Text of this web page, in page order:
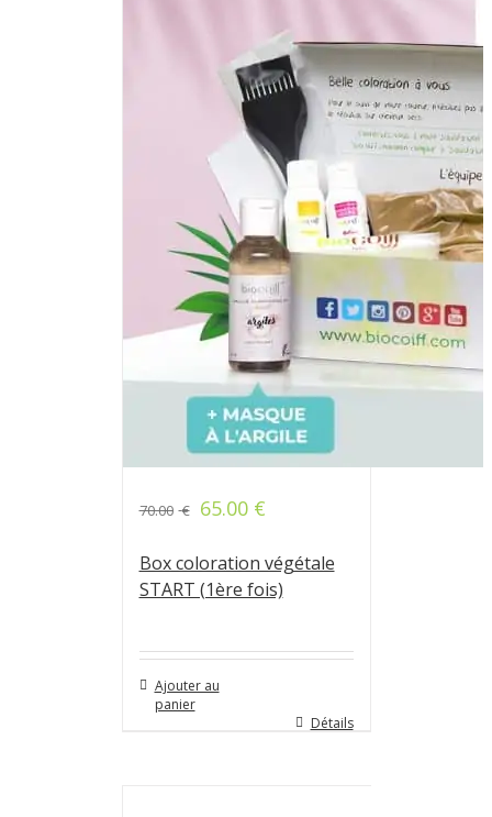
70.00 € 65.00 €
Box coloration végétale
START (1ère fois)
Ajouter au
panier
Détails